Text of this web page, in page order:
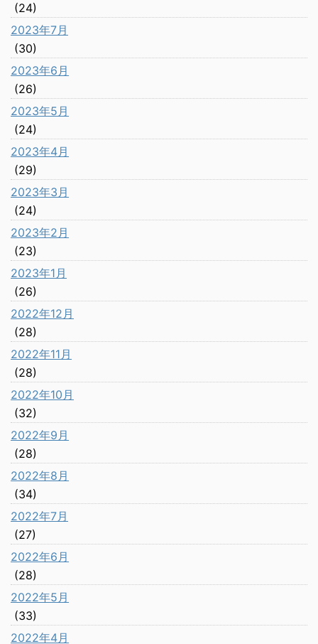
(24)
2023年7月
(30)
2023年6月
(26)
2023年5月
(24)
2023年4月
(29)
2023年3月
(24)
2023年2月
(23)
2023年1月
(26)
2022年12月
(28)
2022年11月
(28)
2022年10月
(32)
2022年9月
(28)
2022年8月
(34)
2022年7月
(27)
2022年6月
(28)
2022年5月
(33)
2022年4月